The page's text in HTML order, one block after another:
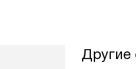
Другие